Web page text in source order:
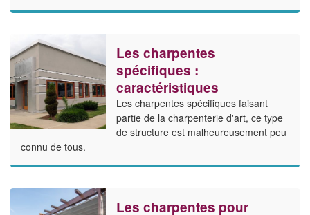
Les charpentes
spécifiques :
caractéristiques
Les charpentes spécifiques faisant
partie de la charpenterie d'art, ce type
de structure est malheureusement peu
connu de tous.
Les charpentes pour